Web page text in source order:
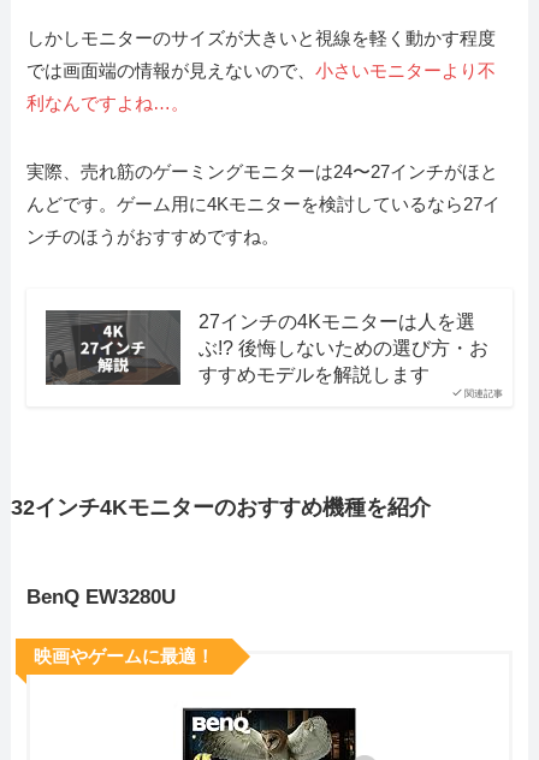
しかしモニターのサイズが大きいと視線を軽く動かす程度
では画面端の情報が見えないので、小さいモニターより不
利なんですよね…。
実際、売れ筋のゲーミングモニターは24〜27インチがほと
んどです。ゲーム用に4Kモニターを検討しているなら27イ
ンチのほうがおすすめですね。
関連記事
27インチの4Kモニターは人を選
ぶ!? 後悔しないための選び方・お
すすめモデルを解説します
32インチ4Kモニターのおすすめ機種を紹介
BenQ EW3280U
映画やゲームに最適！